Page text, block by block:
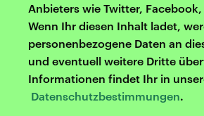
Anbieters wie Twitter,
Wenn Ihr diesen Inhalt ladet,
personenbezogene Daten an
und eventuell weitere Dritte
Informationen findet Ihr in
Datenschutzbestimmungen.